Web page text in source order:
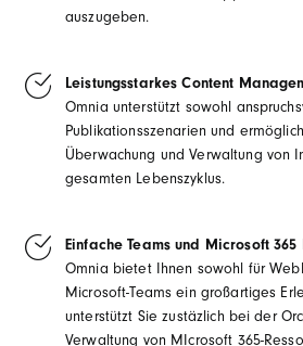
auszugeben.
Leistungsstarkes Content
Omnia unterstützt sowohl
Publikationsszenarien und
Überwachung und Verwaltung von
gesamten Lebenszyklus.
Einfache Teams und Microsoft
Omnia bietet Ihnen sowohl für
Microsoft-Teams ein großartiges
unterstützt Sie zustäzlich bei der